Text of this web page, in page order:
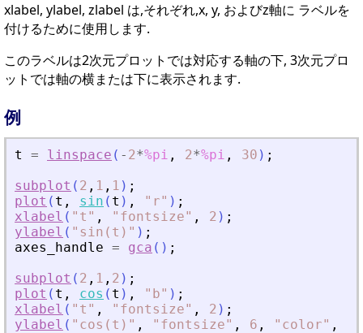
xlabel, ylabel, zlabel は,それぞれ,x, y, およびz軸に ラベルを
付けるために使用します.
このラベルは2次元プロットでは対応する軸の下, 3次元プロ
ットでは軸の横または下に表示されます.
例
t = linspace ( - 2*%pi , 2*%pi , 30 ) ;
subplot ( 2 , 1 , 1 ) ;
plot ( t , sin ( t ) , " r" ) ;
xlabel ( " t " , " fontsize" , 2 ) ;
ylabel ( " sin(t) " ) ;
axes_handle = gca ( ) ;
subplot ( 2 , 1 , 2 ) ;
plot ( t , cos ( t ) , " b" ) ;
xlabel ( " t " , " fontsize" , 2 ) ;
ylabel ( " cos(t) " , " fontsize" , 6 , " color" ,